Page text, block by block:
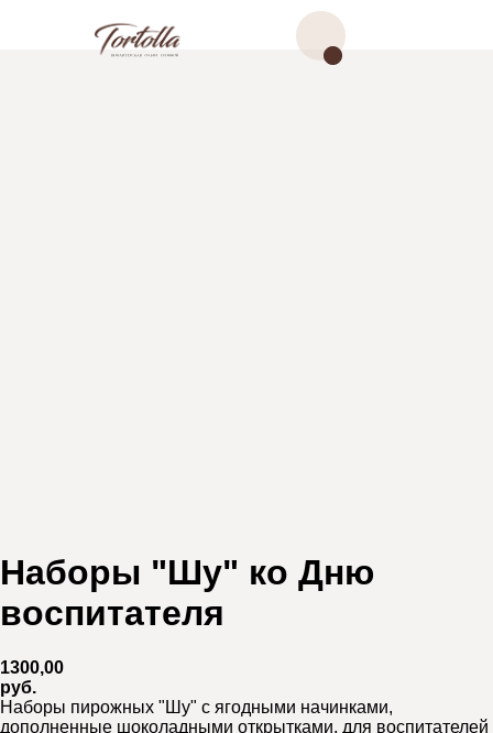
Наборы "Шу" ко Дню
воспитателя
1300,00
руб.
Наборы пирожных "Шу" с ягодными начинками,
дополненные шоколадными открытками, для воспитателей